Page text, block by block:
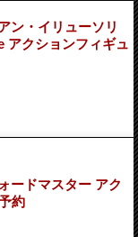
ン・イリューソリ
アクションフィギュ
ードマスター アク
約